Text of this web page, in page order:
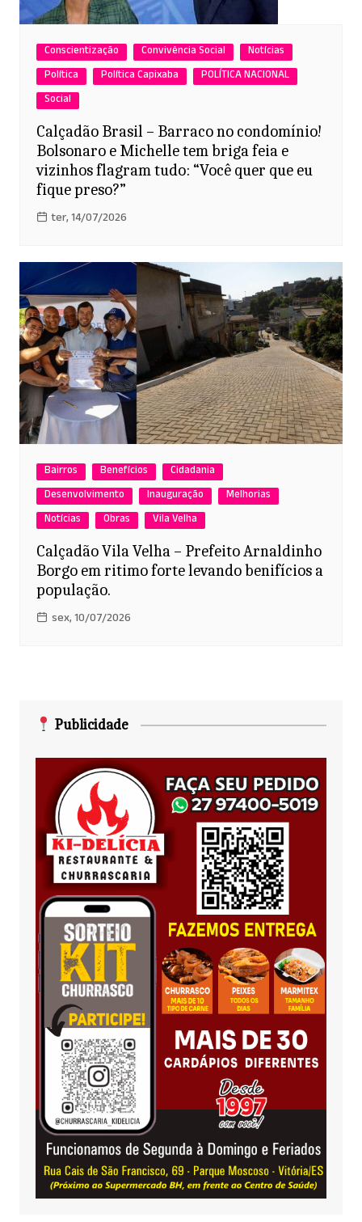
Conscientização Convivência Social
Notícias
Política
Política Capixaba
POLÍTICA NACIONAL
Social
Calçadão Brasil – Barraco no condomínio!
Bolsonaro e Michelle tem briga feia e
vizinhos flagram tudo: “Você quer que eu
fique preso?”
ter, 14/07/2026
Bairros Benefícios
Cidadania
Desenvolvimento
Inauguração
Melhorias
Notícias
Obras Vila Velha
Calçadão Vila Velha – Prefeito Arnaldinho
Borgo em ritimo forte levando benifícios a
população.
sex, 10/07/2026
Publicidade